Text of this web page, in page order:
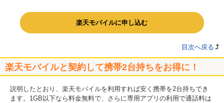
楽天モバイルに申し込む
目次へ戻る
楽天モバイルと契約して携帯2台持ちをお得に！
説明したとおり、楽天モバイルを利用すれば安く携帯を2台持ちでき
ます。1GB以下なら料金無料で、さらに専用アプリの利用で通話料は